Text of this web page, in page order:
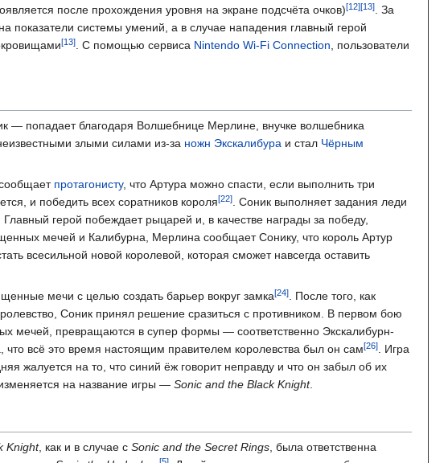
после прохождения уровня на экране подсчёта очков)
. За
показатели системы умений, а в случае нападения главный герой
. С помощью сервиса Nintendo Wi-Fi Connection , пользователи
— попадает благодаря Волшебнице Мерлине, внучке волшебника
злыми силами из-за ножн Экскалибура и стал Чёрным
протагонисту, что Артура можно спасти, если выполнить три
и победить всех соратников короля
. Соник выполняет задания леди
герой побеждает рыцарей и, в качестве награды за победу,
мечей и Калибурна, Мерлина сообщает Сонику, что король Артур
всесильной новой королевой, которая сможет навсегда оставить
мечи с целью создать барьер вокруг замка
. После того, как
Соник принял решение сразиться с противником. В первом бою
мечей, превращаются в супер формы — соответственно Экскалибурн-
что всё это время настоящим правителем королевства был он сам
. Игра
жалуется на то, что синий ёж говорит неправду и что он забыл об их
на название игры — Sonic and the Black Knight.
Knight, как и в случае с Sonic and the Secret Rings , была ответственна